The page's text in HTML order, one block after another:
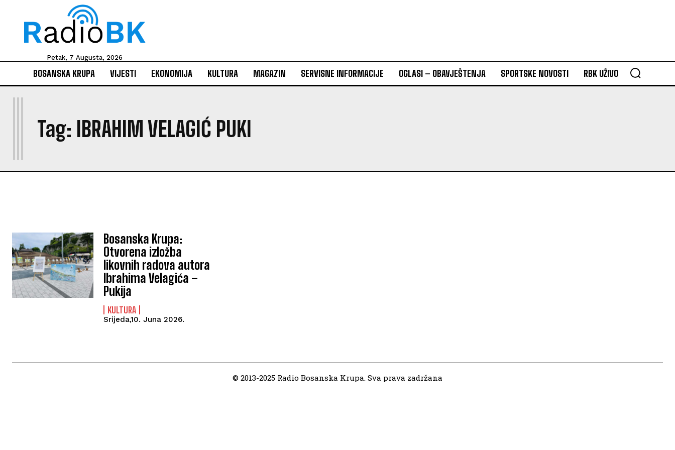
Petak, 7 Augusta, 2026
BOSANSKA KRUPA VIJESTI EKONOMIJA KULTURA MAGAZIN SERVISNE INFORMACIJE OGLASI – OBAVJEŠTENJA SPORTSKE NOVOSTI RBK UŽIVO
Tag: IBRAHIM VELAGIĆ PUKI
I
Bosanska Krupa:
Otvorena izložba
likovnih radova autora
Ibrahima Velagića –
Pukija
KULTURA
Srijeda,10. Juna 2026.
© 2013-2025 Radio Bosanska Krupa. Sva prava zadržana